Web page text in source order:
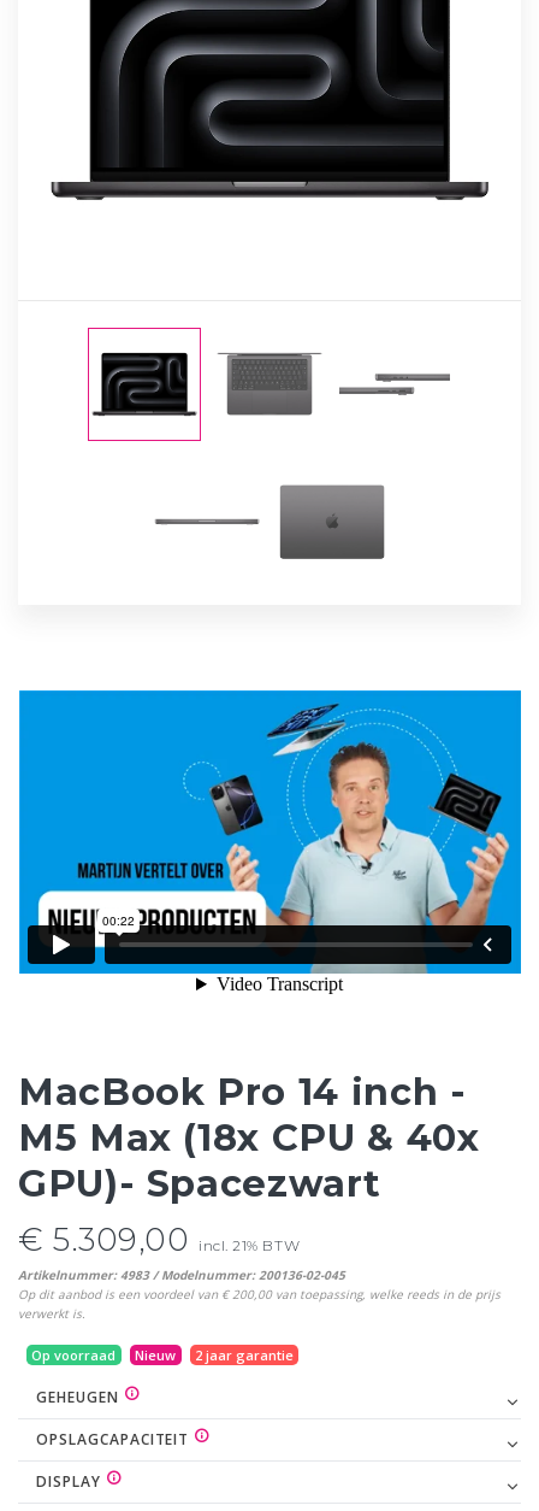
MacBook Pro 14 inch -
M5 Max (18x CPU & 40x
GPU)- Spacezwart
€ 5.309,00 incl. 21% BTW
Artikelnummer: 4983 / Modelnummer: 200136-02-045
Op dit aanbod is een voordeel van € 200,00 van toepassing, welke reeds in de prijs
verwerkt is.
Op voorraad Nieuw 2 jaar garantie
GEHEUGEN
OPSLAGCAPACITEIT
DISPLAY